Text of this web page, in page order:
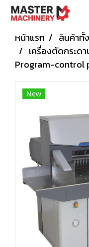
หน้าแรก สินค้าทั้
เครื่องตัดกระด
Program-control
New